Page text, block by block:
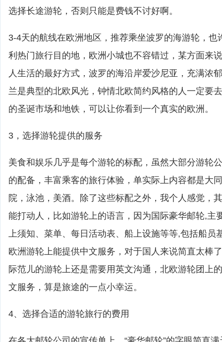
选择长途游轮，否则只能是费钱不讨好啊。
3-4天的航线在欧洲地区，推荐乘坐波罗的海游轮，也
利热门旅行目的地，欧洲小城也不容错过，某方面来
人生活的最好方式，波罗的海沿岸爱沙尼亚，充满浓
兰是典型的北欧风光，钟情北欧简约风格的人一定要
的圣诞市场和地铁，可以让你看到一个真实的欧洲。
3，选择游轮提供的服务
美食和娱乐几乎是每个游轮的标配，虽然大部分游轮
的配备，丰富乘客的旅行体验，单实际上内容都是大
院，泳池，美酒。除了这些标配之外，我个人感觉，
能打动人，比如游轮上的语言，因为国际豪华邮轮,主
上须知、菜单、每日活动表、船上设施等等,包括船员
欧洲游轮上能提供中文服务，对于国人来说简直太棒
际范儿的游轮上还是需要用英文沟通，北欧游轮团上
文服务，算是旅途的一点小幸运。
4、选择合适的游轮旅行的费用